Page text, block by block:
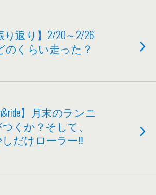
り返り】2/20～2/26
のくらい走った？
】月末のランニ
くか？そして、
だけローラー‼